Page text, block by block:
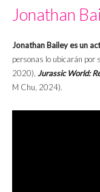
Jonathan
Jonathan Bailey es un
personas lo ubicarán por
2020), Jurassic World:
M Chu, 2024).